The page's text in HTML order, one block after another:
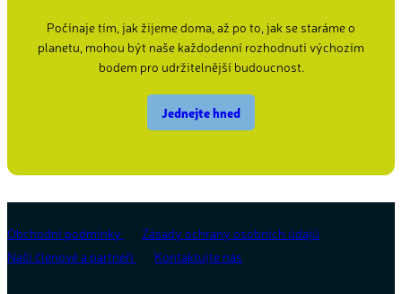
Počínaje tím, jak žijeme doma, až po to, jak se staráme o
planetu, mohou být naše každodenní rozhodnutí výchozím
bodem pro udržitelnější budoucnost.
Jednejte hned
Obchodní podmínky
Zásady ochrany osobních údajů
Naši členové a partneři
Kontaktujte nás